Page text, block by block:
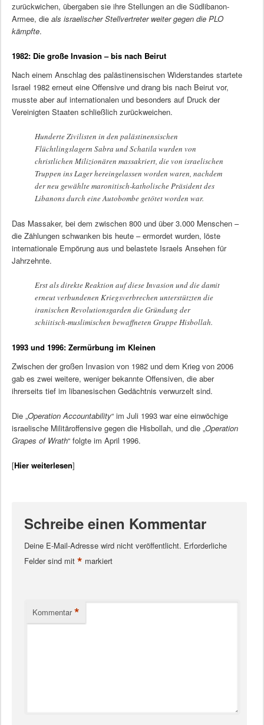
zurückwichen, übergaben sie ihre Stellungen an die Südlibanon-
Armee, die als israelischer Stellvertreter weiter gegen die PLO
kämpfte.
1982: Die große Invasion – bis nach Beirut
Nach einem Anschlag des palästinensischen Widerstandes startete
Israel 1982 erneut eine Offensive und drang bis nach Beirut vor,
musste aber auf internationalen und besonders auf Druck der
Vereinigten Staaten schließlich zurückweichen.
Hunderte Zivilisten in den palästinensischen
Flüchtlingslagern Sabra und Schatila wurden von
christlichen Milizionären massakriert, die von israelischen
Truppen ins Lager hereingelassen worden waren, nachdem
der neu gewählte maronitisch-katholische Präsident des
Libanons durch eine Autobombe getötet worden war.
Das Massaker, bei dem zwischen 800 und über 3.000 Menschen –
die Zählungen schwanken bis heute – ermordet wurden, löste
internationale Empörung aus und belastete Israels Ansehen für
Jahrzehnte.
Erst als direkte Reaktion auf diese Invasion und die damit
erneut verbundenen Kriegsverbrechen unterstützten die
iranischen Revolutionsgarden die Gründung der
schiitisch-muslimischen bewaffneten Gruppe Hisbollah.
1993 und 1996: Zermürbung im Kleinen
Zwischen der großen Invasion von 1982 und dem Krieg von 2006
gab es zwei weitere, weniger bekannte Offensiven, die aber
ihrerseits tief im libanesischen Gedächtnis verwurzelt sind.
Die „Operation Accountability“ im Juli 1993 war eine einwöchige
israelische Militäroffensive gegen die Hisbollah, und die „Operation
Grapes of Wrath“ folgte im April 1996.
[Hier weiterlesen]
Schreibe einen Kommentar
Deine E-Mail-Adresse wird nicht veröffentlicht. Erforderliche
Felder sind mit * markiert
Kommentar *